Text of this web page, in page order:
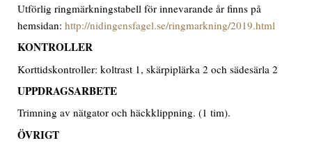
Utförlig ringmärkningstabell för innevarande år finns på
hemsidan:http://nidingensfagel.se/ringmarkning/2019.html
KONTROLLER
Korttidskontroller: koltrast 1, skärpiplärka 2 och sädesärla 2
UPPDRAGSARBETE
Trimning av nätgator och häckklippning. (1 tim).
ÖVRIGT